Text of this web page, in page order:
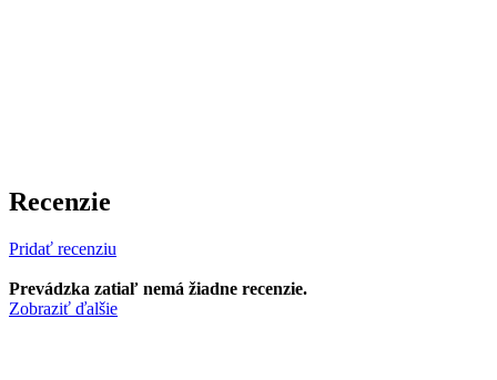
Recenzie
Pridať recenziu
Prevádzka zatiaľ nemá žiadne recenzie.
Zobraziť ďalšie